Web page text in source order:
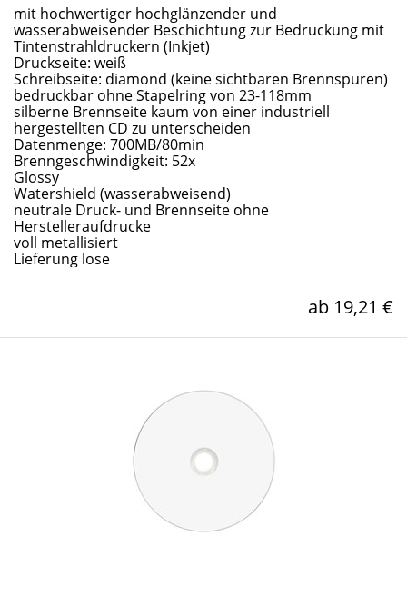
mit hochwertiger hochglänzender und
wasserabweisender Beschichtung zur Bedruckung mit
Tintenstrahldruckern (Inkjet)
Druckseite: weiß
Schreibseite: diamond (keine sichtbaren Brennspuren)
bedruckbar ohne Stapelring von 23-118mm
silberne Brennseite kaum von einer industriell
hergestellten CD zu unterscheiden
Datenmenge: 700MB/80min
Brenngeschwindigkeit: 52x
Glossy
Watershield (wasserabweisend)
neutrale Druck- und Brennseite ohne
Herstelleraufdrucke
voll metallisiert
Lieferung lose
ab 19,21 €